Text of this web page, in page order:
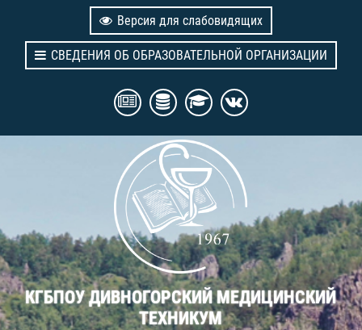
Версия для слабовидящих
СВЕДЕНИЯ ОБ ОБРАЗОВАТЕЛЬНОЙ ОРГАНИЗАЦИИ
КГБПОУ ДИВНОГОРСКИЙ МЕДИЦИНСКИЙ
ТЕХНИКУМ